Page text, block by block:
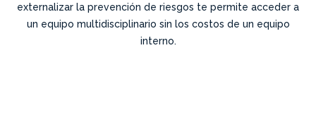
externalizar la prevención de riesgos te permite acceder a
un equipo multidisciplinario sin los costos de un equipo
interno.